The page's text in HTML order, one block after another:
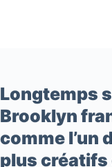
Longtemps
Brooklyn
comme l’un
plus créatifs